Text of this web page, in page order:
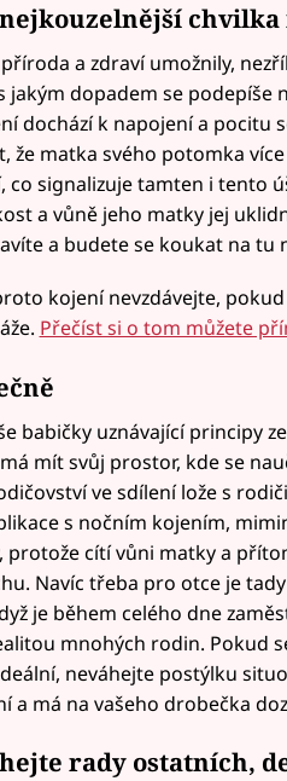
a zdraví umožnily,
jakým dopadem se podepíše
dochází k napojení a pocitu
že matka svého potomka
co signalizuje tamten i tento
a vůně jeho matky jej
a budete se koukat na
kojení nevzdávejte,
Přečíst si o tom můžete
babičky uznávající principy
mít svůj prostor, kde se
ve sdílení lože s
s nočním kojením,
protože cítí vůni matky a
Navíc třeba pro otce je
je během celého dne
mnohých rodin. Pokud
neváhejte postýlku
a má na vašeho drobečka
rady ostatních,